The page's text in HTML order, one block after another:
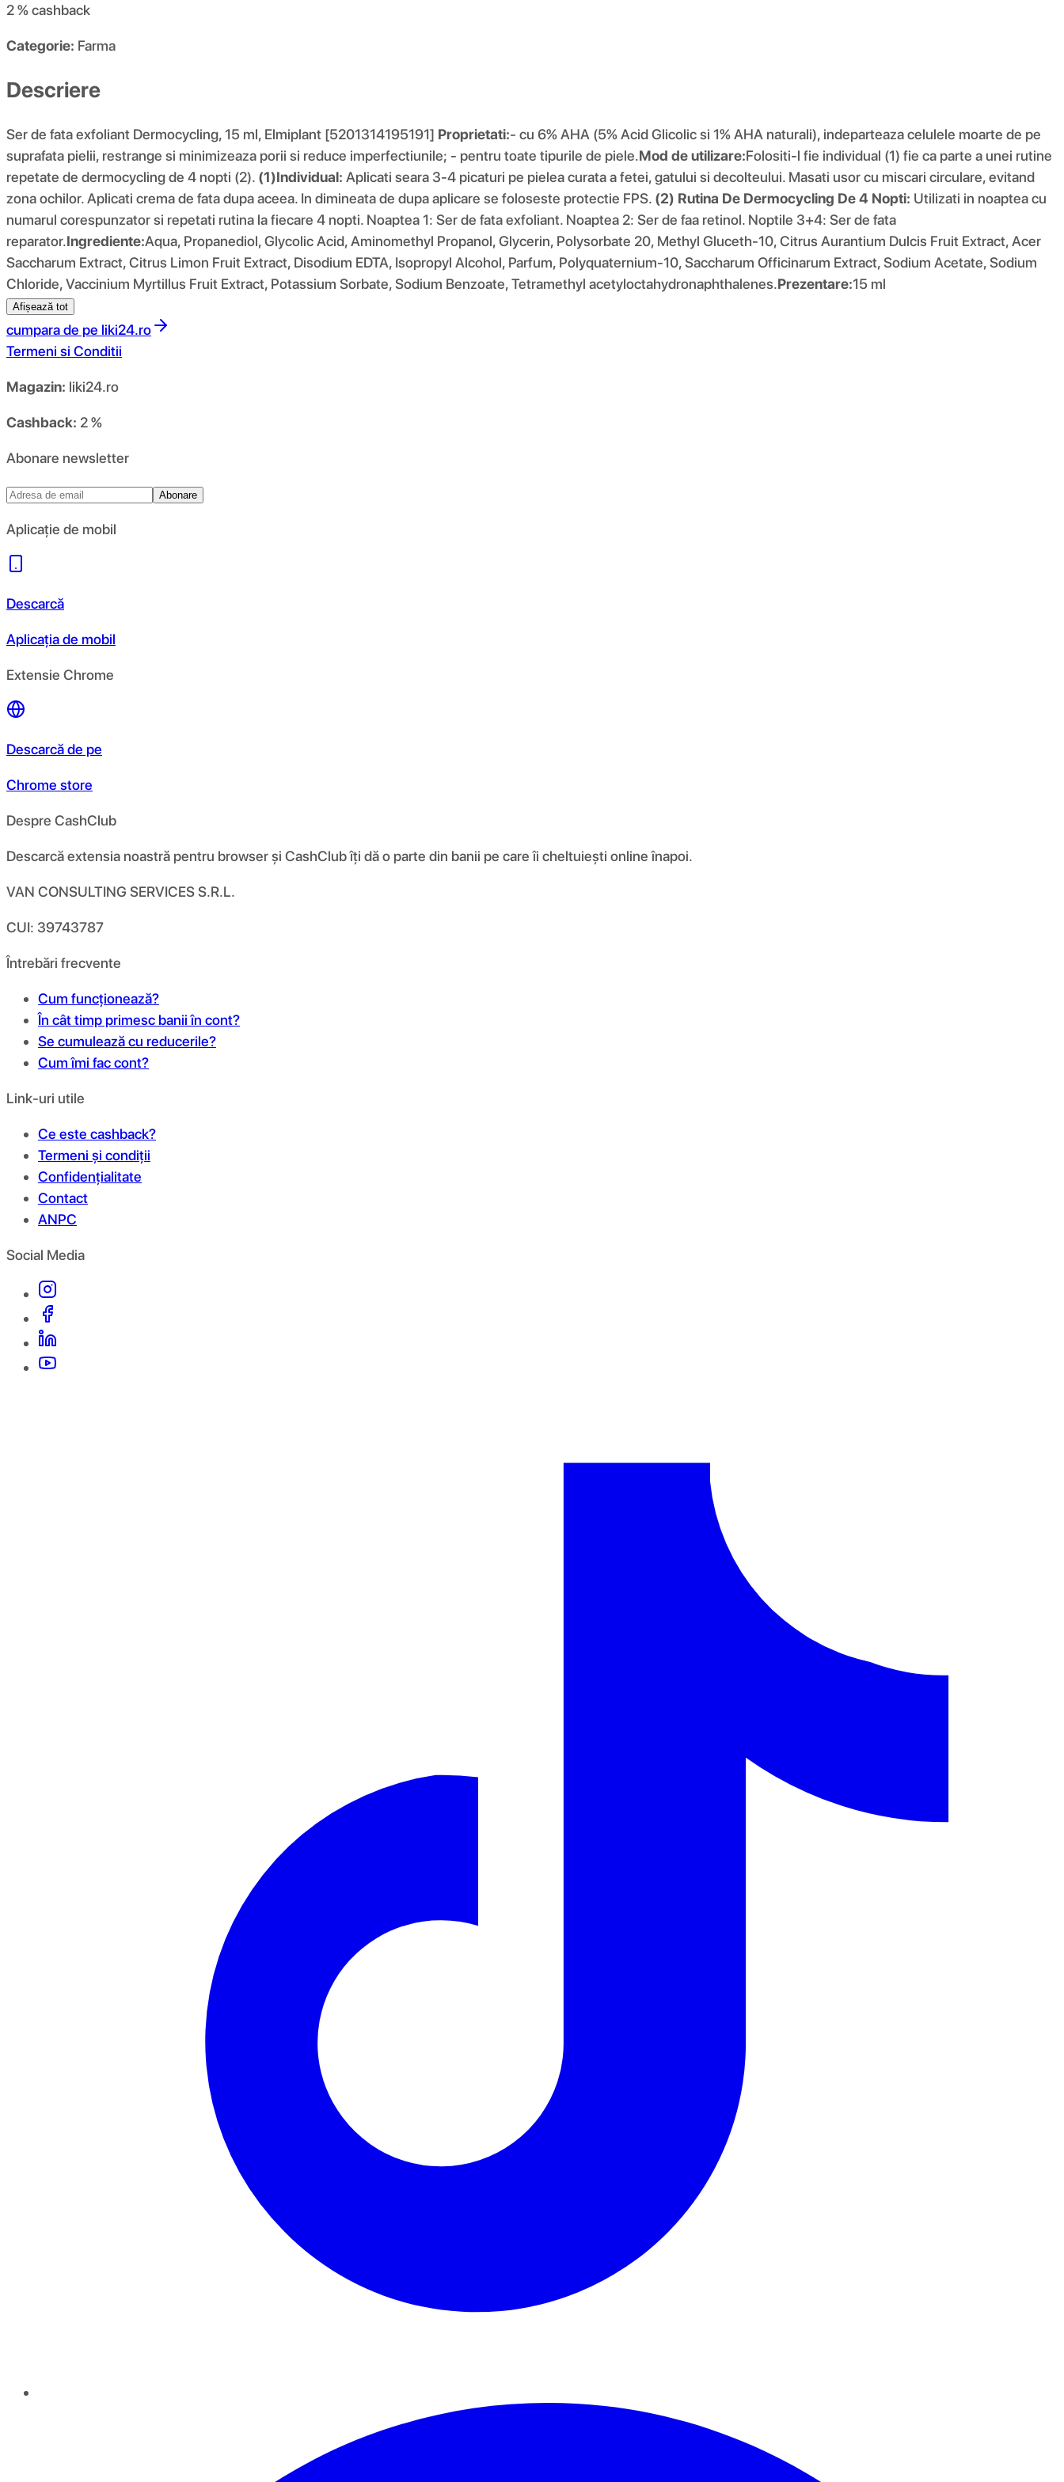
2 %cashback
Categorie: Farma
Descriere
Ser de fata exfoliant Dermocycling, 15 ml, Elmiplant [5201314195191] Proprietati:- cu 6% AHA (5% Acid Glicolic si 1% AHA naturali), indeparteaza celulele moarte de pe
suprafata pielii, restrange si minimizeaza porii si reduce imperfectiunile; - pentru toate tipurile de piele.Mod de utilizare:Folositi-l fie individual (1) fie ca parte a unei rutine
repetate de dermocycling de 4 nopti (2). (1)Individual: Aplicati seara 3-4 picaturi pe pielea curata a fetei, gatului si decolteului. Masati usor cu miscari circulare, evitand
zona ochilor. Aplicati crema de fata dupa aceea. In dimineata de dupa aplicare se foloseste protectie FPS. (2) Rutina De Dermocycling De 4 Nopti: Utilizati in noaptea cu
numarul corespunzator si repetati rutina la fiecare 4 nopti. Noaptea 1: Ser de fata exfoliant. Noaptea 2: Ser de faa retinol. Noptile 3+4: Ser de fata
reparator.Ingrediente:Aqua, Propanediol, Glycolic Acid, Aminomethyl Propanol, Glycerin, Polysorbate 20, Methyl Gluceth-10, Citrus Aurantium Dulcis Fruit Extract, Acer
Saccharum Extract, Citrus Limon Fruit Extract, Disodium EDTA, Isopropyl Alcohol, Parfum, Polyquaternium-10, Saccharum Officinarum Extract, Sodium Acetate, Sodium
Chloride, Vaccinium Myrtillus Fruit Extract, Potassium Sorbate, Sodium Benzoate, Tetramethyl acetyloctahydronaphthalenes.Prezentare:15 ml
Afișează tot
cumpara de pe liki24.ro
Termeni si Conditii
Magazin: liki24.ro
Cashback: 2 %
Abonare newsletter
Abonare
Aplicație de mobil
Descarcă
Aplicația de mobil
Extensie Chrome
Descarcă de pe
Chrome store
Despre CashClub
Descarcă extensia noastră pentru browser și CashClub îți dă o parte din banii pe care îi cheltuiești online înapoi.
VAN CONSULTING SERVICES S.R.L.
CUI: 39743787
Întrebări frecvente
Cum funcționează?
În cât timp primesc banii în cont?
Se cumulează cu reducerile?
Cum îmi fac cont?
Link-uri utile
Ce este cashback?
Termeni și condiții
Confidențialitate
Contact
ANPC
Social Media